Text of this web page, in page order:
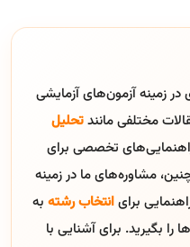
در زمینه آزمون‌های آزمایشی
مختلفی مانندتحلیل
تخصصی برای
مشاوره‌های ما در زمینه
برایانتخاب رشته به
بگیرید. برای آشنایی با